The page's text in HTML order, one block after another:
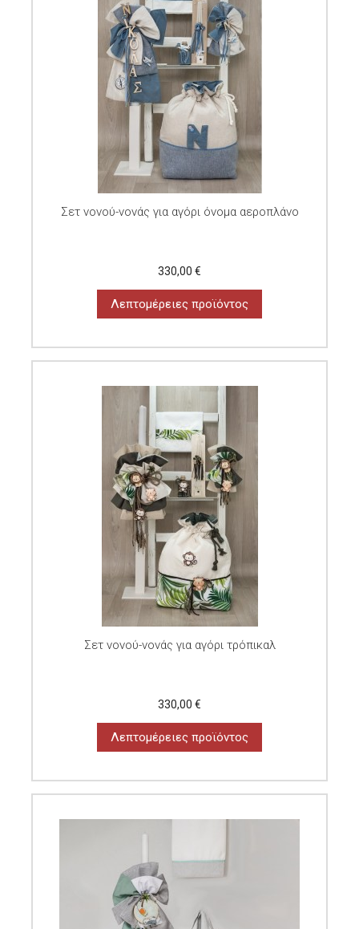
Σετ νονού-νονάς για αγόρι όνομα αεροπλάνο
330,00 €
Λεπτομέρειες προϊόντος
Σετ νονού-νονάς για αγόρι τρόπικαλ
330,00 €
Λεπτομέρειες προϊόντος